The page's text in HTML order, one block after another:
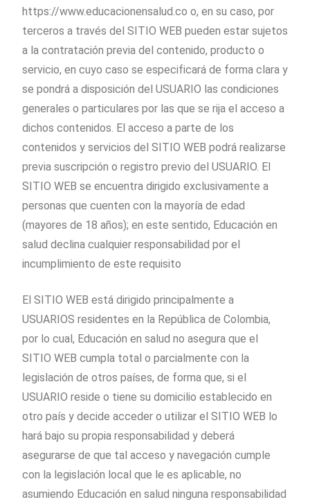
https://www.educacionensalud.co o, en su caso, por
terceros a través del SITIO WEB pueden estar sujetos
a la contratación previa del contenido, producto o
servicio, en cuyo caso se especificará de forma clara y
se pondrá a disposición del USUARIO las condiciones
generales o particulares por las que se rija el acceso a
dichos contenidos. El acceso a parte de los
contenidos y servicios del SITIO WEB podrá realizarse
previa suscripción o registro previo del USUARIO. El
SITIO WEB se encuentra dirigido exclusivamente a
personas que cuenten con la mayoría de edad
(mayores de 18 años); en este sentido, Educación en
salud declina cualquier responsabilidad por el
incumplimiento de este requisito
El SITIO WEB está dirigido principalmente a
USUARIOS residentes en la República de Colombia,
por lo cual, Educación en salud no asegura que el
SITIO WEB cumpla total o parcialmente con la
legislación de otros países, de forma que, si el
USUARIO reside o tiene su domicilio establecido en
otro país y decide acceder o utilizar el SITIO WEB lo
hará bajo su propia responsabilidad y deberá
asegurarse de que tal acceso y navegación cumple
con la legislación local que le es aplicable, no
asumiendo Educación en salud ninguna responsabilidad